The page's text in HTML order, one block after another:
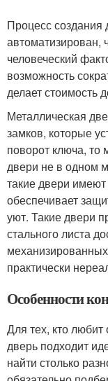
Процесс создания
автоматизирован,
человеческий
возможность
делает стоимость
Металлическая
замков, которые
поворот ключа, то
двери не в одном
такие двери
обеспечивает
уют. Такие двери
стального листа
практически
Особенности
Для тех, кто любит
дверь подходит
найти столько